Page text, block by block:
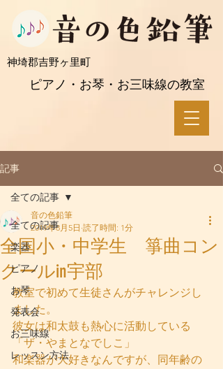
ピアノ・お琴・お三味線の教室
​神埼郡吉野ヶ里町
記事
全ての記事
楽器
ピアノ
お琴
発表会
お三味線
レッスン方法
全ての記事
全国小・中学生 箏曲コン
クールin宇部
音の色鉛筆
2019年8月5日 読了時間: 1分
教室で初めて生徒さんがチャレンジし
ました。
彼女は和太鼓も熱心に活動している
「ザ・やまとなでしこ」
和楽器が大好きなんですが、同年齢の